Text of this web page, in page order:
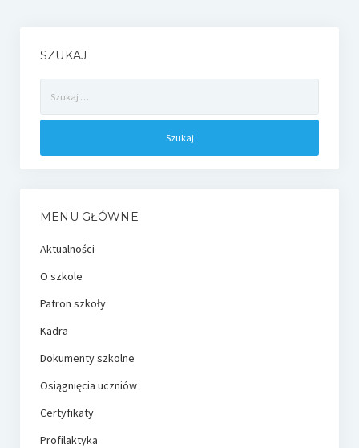
SZUKAJ
MENU GŁÓWNE
Aktualności
O szkole
Patron szkoły
Kadra
Dokumenty szkolne
Osiągnięcia uczniów
Certyfikaty
Profilaktyka